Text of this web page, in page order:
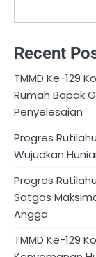
Recent
TMMD Ke-129
Rumah Bapak
Penyelesaian
Progres
Wujudkan
Progres
Satgas
Angga
TMMD Ke-129